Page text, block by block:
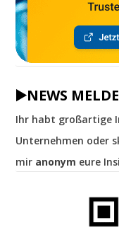
▶️NEWS
Ihr habt großartige
Unternehmen oder
mir anonym eure